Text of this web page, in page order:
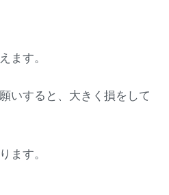
ます。
いすると、大きく損をして
ます。